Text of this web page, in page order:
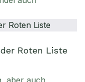
Roten Liste
aber auch